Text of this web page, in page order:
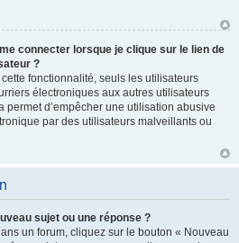
connecter lorsque je clique sur le lien de
?
fonctionnalité, seuls les utilisateurs
électroniques aux autres utilisateurs
d’empêcher une utilisation abusive
par des utilisateurs malveillants ou
sujet ou une réponse ?
un forum, cliquez sur le bouton « Nouveau